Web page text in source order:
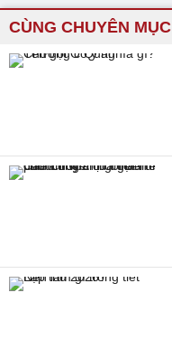
CÙNG CHUYÊN MỤC